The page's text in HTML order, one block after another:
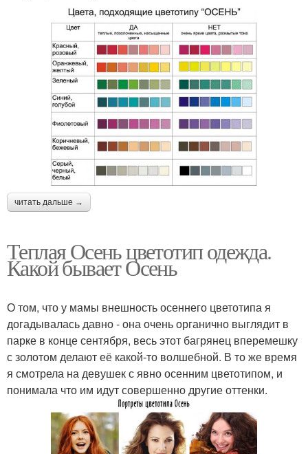
читать дальше →
Теплая Осень цветотип одежда.
Какой бывает Осень
О том, что у мамы внешность осеннего цветотипа я
догадывалась давно - она очень органично выглядит в
парке в конце сентября, весь этот багрянец вперемешку
с золотом делают её какой-то волшебной. В то же время
я смотрела на девушек с явно осенним цветотипом, и
понимала что им идут совершенно другие оттенки.